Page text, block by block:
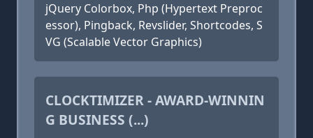
jQuery Colorbox, Php (Hypertext Preproc
essor), Pingback, Revslider, Shortcodes, S
VG (Scalable Vector Graphics)
CLOCKTIMIZER - AWARD-WINNIN
G BUSINESS (...)